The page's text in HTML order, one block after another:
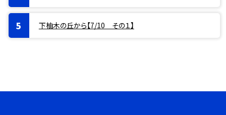
下柚木の丘から【7/10 その１】